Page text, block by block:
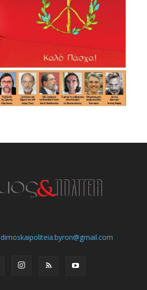
dimoskaipoliteia.byron@gmail.com